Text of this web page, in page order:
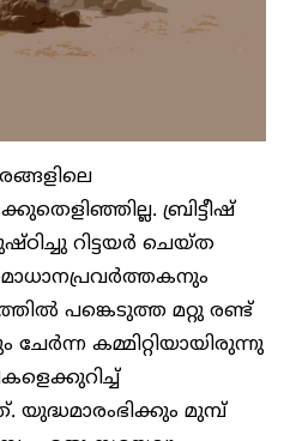
ബ്രിട്ടീഷ്
റിട്ടയർ ചെയ്ത
പങ്കെടുത്ത മറ്റു രണ്ട്
കമ്മിറ്റിയായിരുന്നു
യുദ്ധമാരംഭിക്കും മുമ്പ്